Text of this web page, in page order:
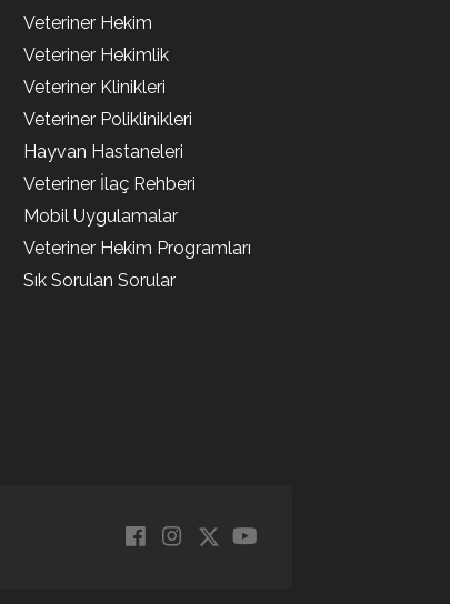
Veteriner Hekim
Veteriner Hekimlik
Veteriner Klinikleri
Veteriner Poliklinikleri
Hayvan Hastaneleri
Veteriner İlaç Rehberi
Mobil Uygulamalar
Veteriner Hekim Programları
Sık Sorulan Sorular